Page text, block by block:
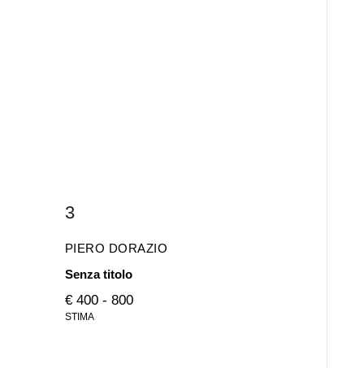
3
PIERO DORAZIO
Senza titolo
€ 400 - 800
STIMA